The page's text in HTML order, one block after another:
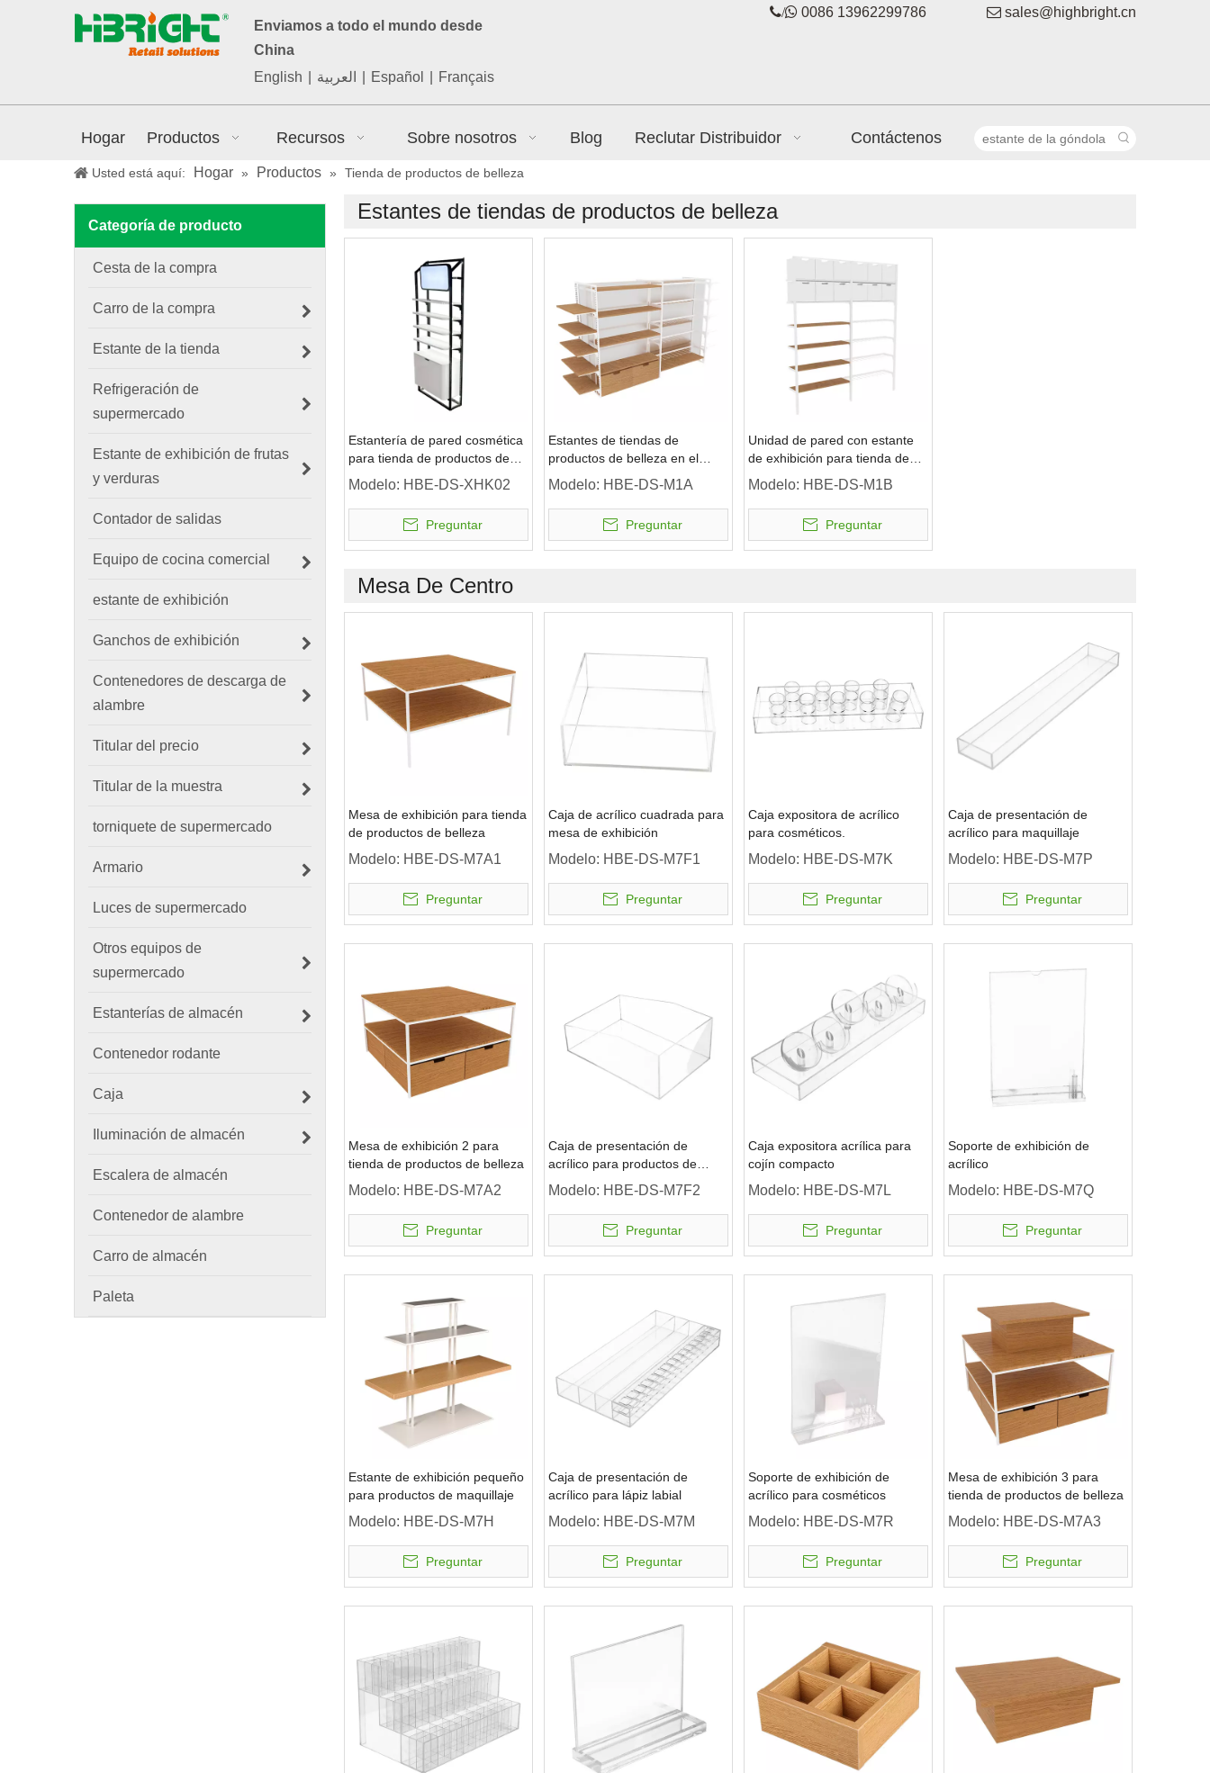
Enviamos a todo el mundo desde
China
English
العربية Español Français
/ 0086 13962299786  sales@highbright.cn
Hogar Productos Recursos Sobre nosotros Blog Reclutar Distribuidor Contáctenos
Usted está aquí: Hogar » Productos » Tienda de productos de belleza
Categoría de producto
Cesta de la compra
Carro de la compra
Estante de la tienda
Refrigeración de
supermercado
Estante de exhibición de frutas
y verduras
Contador de salidas
Equipo de cocina comercial
estante de exhibición
Ganchos de exhibición
Contenedores de descarga de
alambre
Titular del precio
Titular de la muestra
torniquete de supermercado
Armario
Luces de supermercado
Otros equipos de
supermercado
Estanterías de almacén
Contenedor rodante
Caja
Iluminación de almacén
Escalera de almacén
Contenedor de alambre
Carro de almacén
Paleta
Estantes de tiendas de productos de belleza
Estantería de pared cosmética
para tienda de productos de
belleza
Modelo: HBE-DS-XHK02
Preguntar
Estantes de tiendas de
productos de belleza en el
centro
Modelo: HBE-DS-M1A
Preguntar
Unidad de pared con estante
de exhibición para tienda de
belleza
Modelo: HBE-DS-M1B
Preguntar
Mesa De Centro
Mesa de exhibición para tienda
de productos de belleza
Modelo: HBE-DS-M7A1
Preguntar
Caja de acrílico cuadrada para
mesa de exhibición
Modelo: HBE-DS-M7F1
Preguntar
Caja expositora de acrílico
para cosméticos.
Modelo: HBE-DS-M7K
Preguntar
Caja de presentación de
acrílico para maquillaje
Modelo: HBE-DS-M7P
Preguntar
Mesa de exhibición 2 para
tienda de productos de belleza
Modelo: HBE-DS-M7A2
Preguntar
Caja de presentación de
acrílico para productos de
belleza
Modelo: HBE-DS-M7F2
Preguntar
Caja expositora acrílica para
cojín compacto
Modelo: HBE-DS-M7L
Preguntar
Soporte de exhibición de
acrílico
Modelo: HBE-DS-M7Q
Preguntar
Estante de exhibición pequeño
para productos de maquillaje
Modelo: HBE-DS-M7H
Preguntar
Caja de presentación de
acrílico para lápiz labial
Modelo: HBE-DS-M7M
Preguntar
Soporte de exhibición de
acrílico para cosméticos
Modelo: HBE-DS-M7R
Preguntar
Mesa de exhibición 3 para
tienda de productos de belleza
Modelo: HBE-DS-M7A3
Preguntar